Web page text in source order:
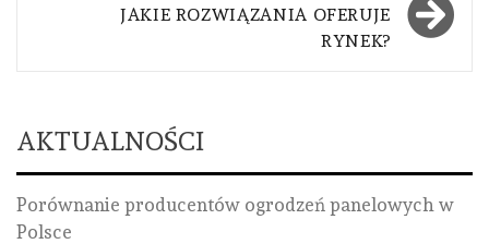
JAKIE ROZWIĄZANIA OFERUJE
RYNEK?
AKTUALNOŚCI
Porównanie producentów ogrodzeń panelowych w
Polsce